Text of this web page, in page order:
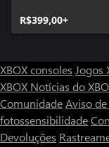
R$399,00+
XBOX consoles Jogos
XBOX Notícias do
ComunidadeAviso
fotossensibilidade
Devoluções